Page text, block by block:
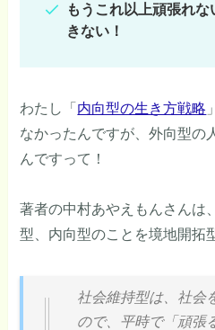
もうこれ以上頑張れ
きない！
わたし「 内向型の生き方戦略
なかったんですが、外向型の
んですって！
著者の中村あやえもんさんは
型、内向型のことを境地開拓
社会維持型は、社会
ので、平時で「頑張